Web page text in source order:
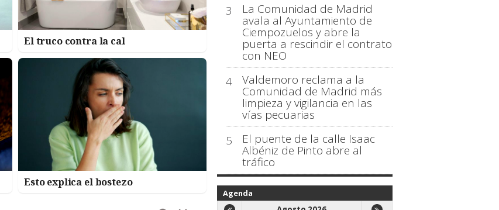
El truco contra la cal
Esto explica el bostezo
3
La Comunidad de Madrid
avala al Ayuntamiento de
Ciempozuelos y abre la
puerta a rescindir el contrato
con NEO
4
Valdemoro reclama a la
Comunidad de Madrid más
limpieza y vigilancia en las
vías pecuarias
5
El puente de la calle Isaac
Albéniz de Pinto abre al
tráfico
Agenda